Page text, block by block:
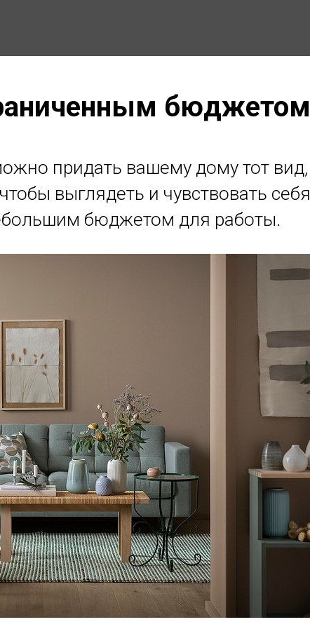
бюджетом
придать вашему дому тот вид,
выглядеть и чувствовать себя
бюджетом для работы.